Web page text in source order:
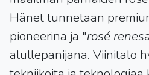
Hänet tunnetaan
pioneerina ja "rosé
alullepanijana. Viinitalo